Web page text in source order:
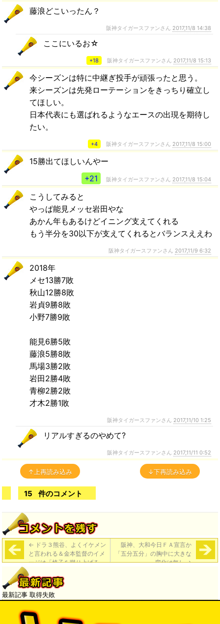
藤浪どこいったん？
阪神タイガースファンさん 2017,11/8 14:38
ここにいるお☆
+18 阪神タイガースファンさん 2017,11/8 15:13
今シーズンは特に中継ぎ投手が頑張ったと思う。
来シーズンは先発ローテーションをきっちり確立し
てほしい。
日本代表にも選ばれるようなエースの出現を期待し
たい。
+4 阪神タイガースファンさん 2017,11/8 15:00
15勝出てほしいんやー
+21
阪神タイガースファンさん 2017,11/8 15:04
こうしてみると
やっぱ能見メッセ岩田やな
あかん年もあるけどイニング支えてくれる
もう半分を30以下が支えてくれるとバランスええわ
阪神タイガースファンさん 2017,11/9 6:32
2018年
メセ13勝7敗
秋山12勝8敗
岩貞9勝8敗
小野7勝9敗
能見6勝5敗
藤浪5勝8敗
馬場3勝2敗
岩田2勝4敗
青柳2勝2敗
才木2勝1敗
阪神タイガースファンさん 2017,11/10 1:25
リアルすぎるのやめて?
阪神タイガースファンさん 2017,11/11 0:52
↑上再読み込み ↓下再読み込み
15 件のコメント
← ドラ３熊谷、よくイケメン
と言われる＆金本監督のイメ
ージは「椅子を蹴り上げる
人」
阪神、大和今日ＦＡ宣言か
「五分五分」の胸中に大きな
変化は無し→
最新記事 取得失敗